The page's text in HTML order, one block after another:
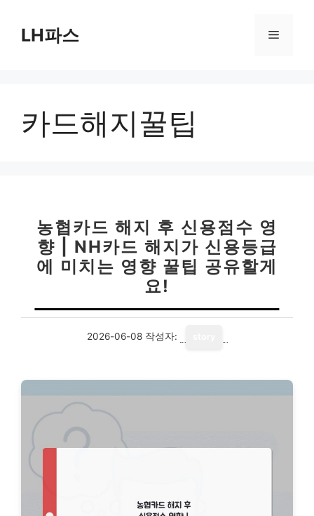
LH파스 메
카드해지꿀팁
농협카드 해지 후 신용점수 영
향 | NH카드 해지가 신용등급
에 미치는 영향 꿀팁 공유할게
요!
2026-06-08 작성자: